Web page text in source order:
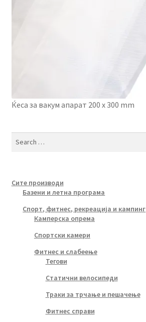
Ќеса за вакум апарат 200 x 300 mm
Сите производи
Базени и летна програма
Спорт, фитнес, рекреација и кампинг
Камперска опрема
Спортски камери
Фитнес и слабеење
Тегови
Статични велосипеди
Траки за трчање и пешачење
Фитнес справи